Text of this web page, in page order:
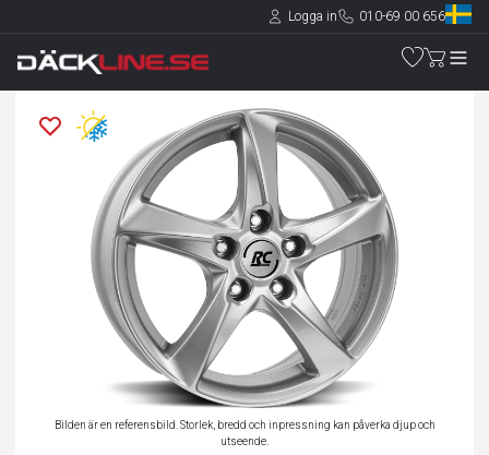
Logga in 010-69 00 656
Bilden är en referensbild. Storlek, bredd och inpressning kan påverka djup och
utseende.